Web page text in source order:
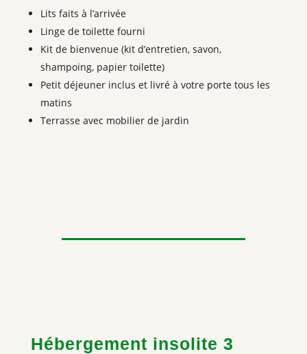
Lits faits à l’arrivée
Linge de toilette fourni
Kit de bienvenue (kit d’entretien, savon,
shampoing, papier toilette)
Petit déjeuner inclus et livré à votre porte tous les
matins
Terrasse avec mobilier de jardin
Hébergement insolite 3